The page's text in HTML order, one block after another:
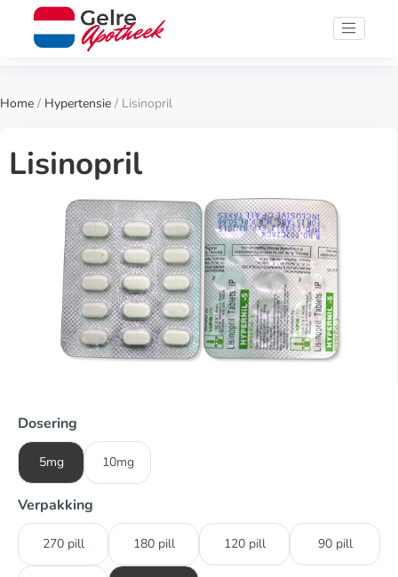
Home / Hypertensie / Lisinopril
Lisinopril
Dosering
5mg 10mg
Verpakking
270 pill 180 pill 120 pill 90 pill